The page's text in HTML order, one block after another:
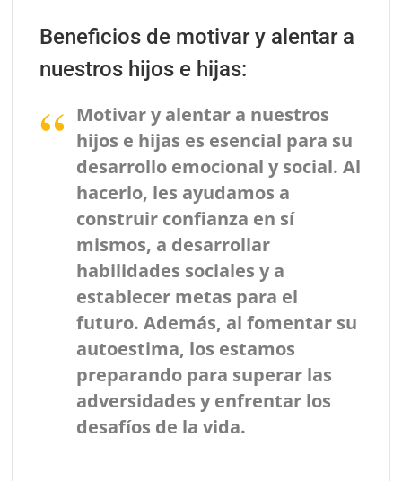
Beneficios de motivar y alentar a
nuestros hijos e hijas:
Motivar y alentar a nuestros
hijos e hijas es esencial para su
desarrollo emocional y social. Al
hacerlo, les ayudamos a
construir confianza en sí
mismos, a desarrollar
habilidades sociales y a
establecer metas para el
futuro. Además, al fomentar su
autoestima, los estamos
preparando para superar las
adversidades y enfrentar los
desafíos de la vida.